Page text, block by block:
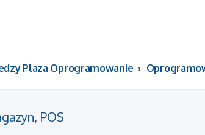
Plaza Oprogramowanie
POS